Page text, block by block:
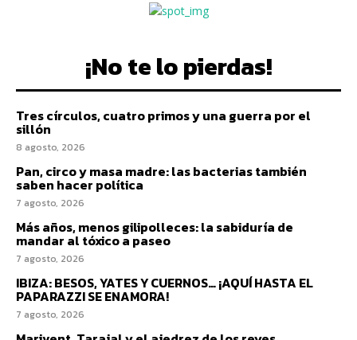
¡No te lo pierdas!
Tres círculos, cuatro primos y una guerra por el
sillón
8 agosto, 2026
Pan, circo y masa madre: las bacterias también
saben hacer política
7 agosto, 2026
Más años, menos gilipolleces: la sabiduría de
mandar al tóxico a paseo
7 agosto, 2026
IBIZA: BESOS, YATES Y CUERNOS… ¡AQUÍ HASTA EL
PAPARAZZI SE ENAMORA!
7 agosto, 2026